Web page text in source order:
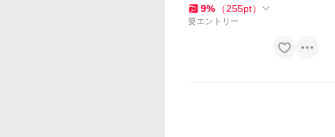
ったり 楽ちん
9% （255pt）
要エントリー